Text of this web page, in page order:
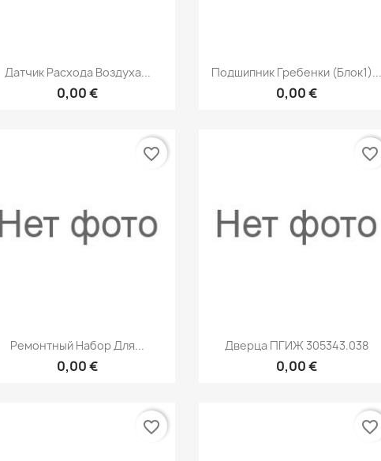
Быстрый просмотр
Датчик Расхода Воздуха...
0,00 €
Быстрый просмотр
Подшипник Гребенки (Блок1)...
0,00 €
Быстрый просмотр
Ремонтный Набор Для...
0,00 €
favorite_border
Быстрый просмотр
Дверца ПГИЖ 305343.038
0,00 €
favorite_border
favorite_border favorite_border